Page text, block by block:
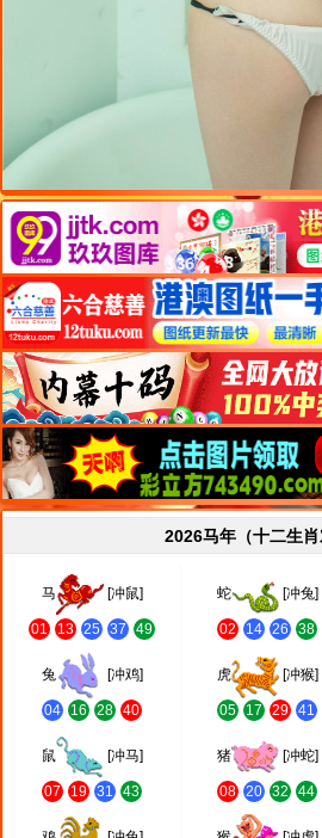
2026马年（十二生肖
马 [冲鼠]
01 13 25 37 49
蛇 [冲兔]
02 14 26 38
兔 [冲鸡]
04 16 28 40
虎 [冲猴]
05 17 29 41
鼠 [冲马]
07 19 31 43
猪 [冲蛇]
08 20 32 44